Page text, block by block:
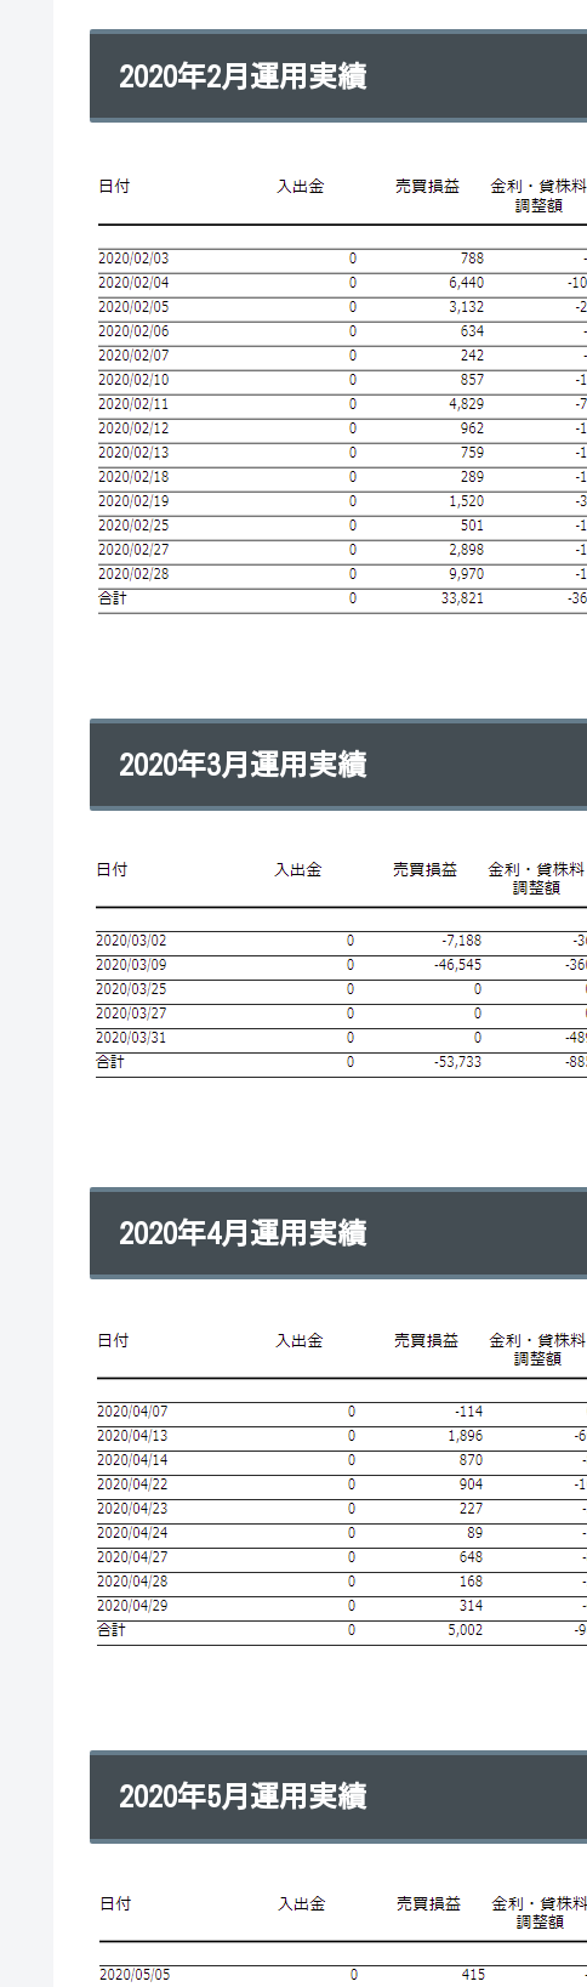
2020年2月運用実績
2020年3月運用実績
2020年4月運用実績
2020年5月運用実績